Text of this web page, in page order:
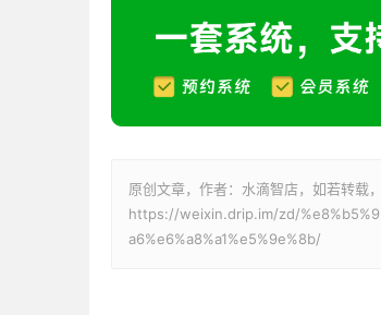
原创文章，作者：水滴智店，如若转载
https://weixin.drip.im/zd/
a6%e6%a8%a1%e5%9e%8b/